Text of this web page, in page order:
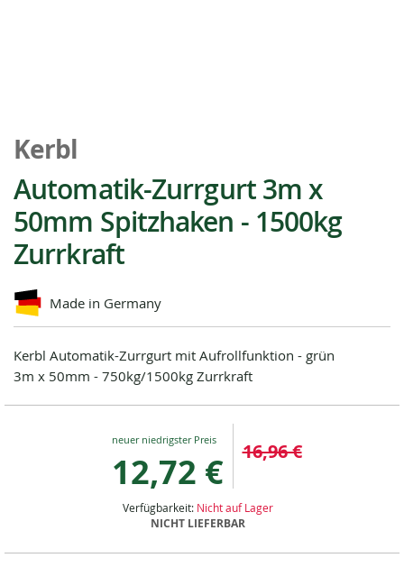
Anfang
der
Bildgalerie
springen
Kerbl
Automatik-Zurrgurt 3m x
50mm Spitzhaken - 1500kg
Zurrkraft
Made in Germany
Kerbl Automatik-Zurrgurt mit Aufrollfunktion - grün
3m x 50mm - 750kg/1500kg Zurrkraft
Special
12,72 € 16,96 €
Verfügbarkeit: Nicht auf Lager
NICHT LIEFERBAR